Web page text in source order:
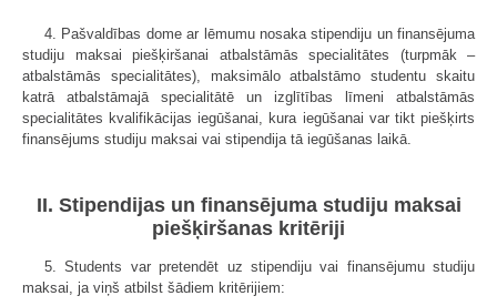
4. Pašvaldības dome ar lēmumu nosaka stipendiju un finansējuma
studiju maksai piešķiršanai atbalstāmās specialitātes (turpmāk –
atbalstāmās specialitātes), maksimālo atbalstāmo studentu skaitu
katrā atbalstāmajā specialitātē un izglītības līmeni atbalstāmās
specialitātes kvalifikācijas iegūšanai, kura iegūšanai var tikt piešķirts
finansējums studiju maksai vai stipendija tā iegūšanas laikā.
II. Stipendijas un finansējuma studiju maksai
piešķiršanas kritēriji
5. Students var pretendēt uz stipendiju vai finansējumu studiju
maksai, ja viņš atbilst šādiem kritērijiem: